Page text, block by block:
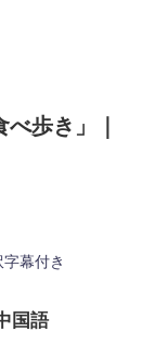
べ歩き 」｜
幕付き
国語